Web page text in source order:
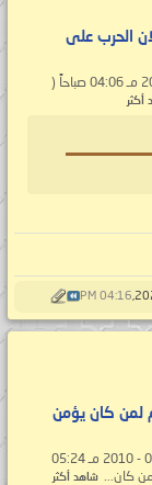
الحرب على
الإمام ناصر محمد اليماني 12 - صفر - 1434 هـ 26 - 12 - 2012 مـ 04:06 صباحاً (
أكثر
04:16 PM
لمن كان يؤمن
الإمام المهديّ ناصر محمد اليماني 17 - 08 - 1431 هـ 29 - 07 - 2010 مـ 05:24
كان... شاهد أكثر